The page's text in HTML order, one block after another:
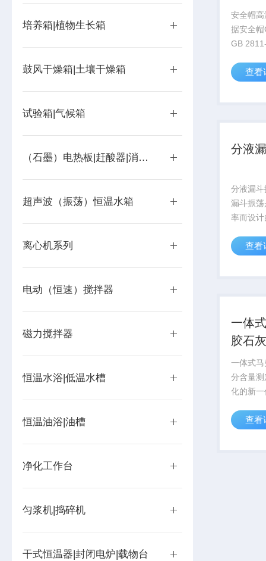
培养箱|植物生长箱
鼓风干燥箱|土壤干燥箱
试验箱|气候箱
（石墨）电热板|赶酸器|消解仪
超声波（振荡）恒温水箱
离心机系列
电动（恒速）搅拌器
磁力搅拌器
恒温水浴|低温水槽
恒温油浴|油槽
净化工作台
匀浆机|捣碎机
干式恒温器|封闭电炉|载物台
安全帽
据安全
GB
用于特
工程质
查看
分液
分液漏
漏斗振
率而设
间长、
高萃取
查看
一体
胶石
一体式
分含量
化的新
纤及其
想设备
查看